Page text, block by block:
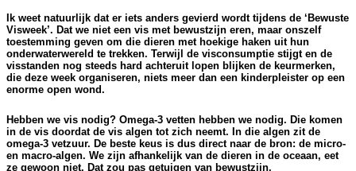
Ik weet natuurlijk dat er iets anders gevierd wordt tijdens de ‘Bewuste
Visweek’. Dat we niet een vis met bewustzijn eren, maar onszelf
toestemming geven om die dieren met hoekige haken uit hun
onderwaterwereld te trekken. Terwijl de visconsumptie stijgt en de
visstanden nog steeds hard achteruit lopen blijken de keurmerken,
die deze week organiseren, niets meer dan een kinderpleister op een
enorme open wond.
Hebben we vis nodig? Omega-3 vetten hebben we nodig. Die komen
in de vis doordat de vis algen tot zich neemt. In die algen zit de
omega-3 vetzuur. De beste keus is dus direct naar de bron: de micro-
en macro-algen. We zijn afhankelijk van de dieren in de oceaan, eet
ze gewoon niet. Dat zou pas getuigen van bewustzijn.